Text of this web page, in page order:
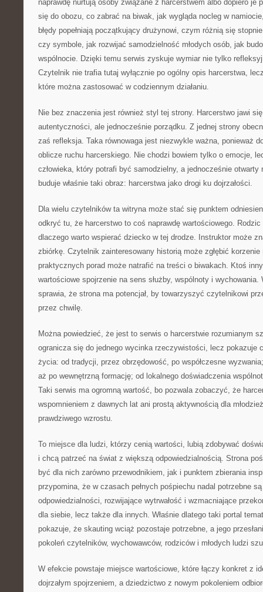
naprawdę nurtują osoby związane z harcerstwem albo dopiero je
się do obozu, co zabrać na biwak, jak wygląda nocleg w
błędy popełniają początkujący drużynowi, czym różnią się
czy symbole, jak rozwijać samodzielność młodych osób, jak
wspólnocie. Dzięki temu serwis zyskuje wymiar nie tylko
Czytelnik nie trafia tutaj wyłącznie po ogólny opis harcerstwa,
które można zastosować w codziennym działaniu.
Nie bez znaczenia jest również styl tej strony. Harcerstwo jawi
autentyczności, ale jednocześnie porządku. Z jednej strony
zaś refleksja. Taka równowaga jest niezwykle ważna, ponieważ
oblicze ruchu harcerskiego. Nie chodzi bowiem tylko o emocje,
człowieka, który potrafi być samodzielny, a jednocześnie
buduje właśnie taki obraz: harcerstwa jako drogi ku dojrzałości.
Dla wielu czytelników ta witryna może stać się punktem
odkryć tu, że harcerstwo to coś naprawdę wartościowego.
dlaczego warto wspierać dziecko w tej drodze. Instruktor może
zbiórkę. Czytelnik zainteresowany historią może zgłębić
praktycznych porad może natrafić na treści o biwakach. Ktoś
wartościowe spojrzenie na sens służby, wspólnoty i wychowania.
sprawia, że strona ma potencjał, by towarzyszyć czytelnikowi
przez chwilę.
Można powiedzieć, że jest to serwis o harcerstwie rozumianym
ogranicza się do jednego wycinka rzeczywistości, lecz pokazuje
życia: od tradycji, przez obrzędowość, po współczesne
aż po wewnętrzną formację; od lokalnego doświadczenia
Taki serwis ma ogromną wartość, bo pozwala zobaczyć, że
wspomnieniem z dawnych lat ani prostą aktywnością dla
prawdziwego wzrostu.
To miejsce dla ludzi, którzy cenią wartości, lubią zdobywać
i chcą patrzeć na świat z większą odpowiedzialnością. Strona
być dla nich zarówno przewodnikiem, jak i punktem zbierania
przypomina, że w czasach pełnych pośpiechu nadal potrzebne
odpowiedzialności, rozwijające wytrwałość i wzmacniające
dla siebie, lecz także dla innych. Właśnie dlatego taki portal
pokazuje, że skauting wciąż pozostaje potrzebne, a jego
pokoleń czytelników, wychowawców, rodziców i młodych ludzi
W efekcie powstaje miejsce wartościowe, które łączy konkret z
dojrzałym spojrzeniem, a dziedzictwo z nowym pokoleniem